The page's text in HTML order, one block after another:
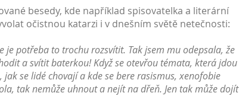
besedy, kde například spisovatelka a literární
očistnou katarzi i v dnešním světě netečnosti:
potřeba to trochu rozsvítit. Tak jsem mu odepsala, že
a svítit baterkou! Když se otevřou témata, která jdou
se lidé chovají a kde se bere rasismus, xenofobie
tak nemůže uhnout a nejít na dřeň. Jen tak může dojít